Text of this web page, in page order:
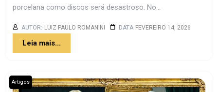
porcelana como discos será desastroso. No...
AUTOR: LUIZ PAULO ROMANINI DATA FEVEREIRO 14, 2026
Leia mais...
Artigos